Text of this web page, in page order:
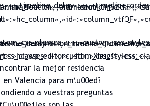
la mejor residencia
Valencia para m\u00ed?
a vuestras preguntas